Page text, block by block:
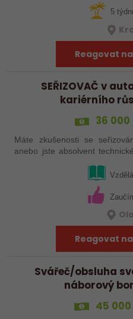
5
Reagovat
SEŘIZOVAČ v
kariérního
36
Máte zkušenosti se
anebo jste absolvent
řešení a práce přímo ve…
Reagovat
Svářeč/obsluha
náborový
45